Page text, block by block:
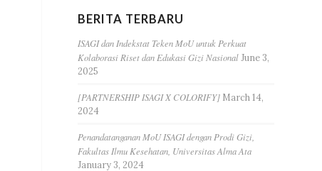
BERITA TERBARU
ISAGI dan Indekstat Teken MoU untuk Perkuat
Kolaborasi Riset dan Edukasi Gizi Nasional June 3,
2025
[PARTNERSHIP ISAGI X COLORIFY] March 14,
2024
Penandatanganan MoU ISAGI dengan Prodi Gizi,
Fakultas Ilmu Kesehatan, Universitas Alma Ata
January 3, 2024